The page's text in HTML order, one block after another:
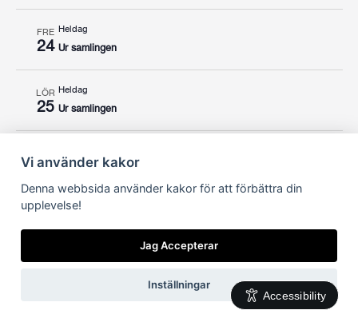
FRE
24
Heldag
Ur samlingen
LÖR
25
Heldag
Ur samlingen
26 Ur samlingen
MÅN
27
Heldag
Ur samlingen
Accessibility
Vi använder kakor
Denna webbsida använder kakor för att förbättra din
upplevelse!
Jag Accepterar
Inställningar